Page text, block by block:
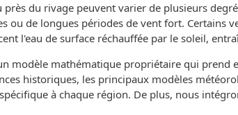
près du rivage peuvent varier de plusieurs
ou de longues périodes de vent fort. Certains
l'eau de surface réchauffée par le soleil,
modèle mathématique propriétaire qui prend
historiques, les principaux modèles
à chaque région. De plus, nous